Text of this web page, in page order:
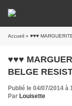
Accueil » ♥♥♥
♥♥♥
BELGE
Publié le 04/07/2014 à
Par Louisette